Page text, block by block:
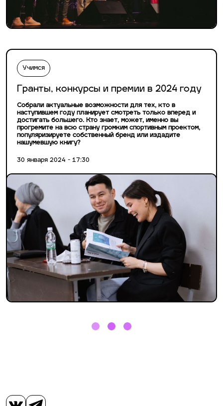
Учимся
Гранты, конкурсы и премии в 2024 году
Собрали актуальные возможности для тех, кто в
наступившем году планирует смотреть только вперед и
достигать большего. Кто знает, может, именно вы
прогремите на всю страну громким спортивным проектом,
популяризируете собственный бренд или издадите
нашумевшую книгу?
30 января 2024 - 17:30